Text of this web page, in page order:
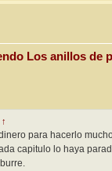
Los anillos de
↑
para hacerlo
capitulo lo haya